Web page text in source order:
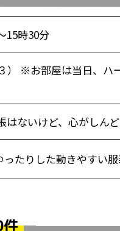
15時30分
） ※お部屋は当日、ハ
ないけど、心がしん
たりした動きやすい服